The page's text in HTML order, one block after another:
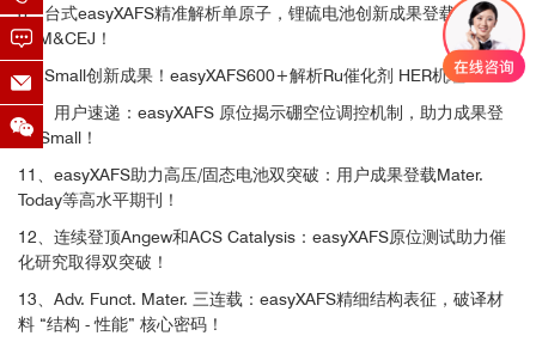
8、台式easyXAFS精准解析单原子，锂硫电池创新成果登载
AFM&CEJ！
9、Small创新成果！easyXAFS600+解析Ru催化剂 HER机理
10、用户速递：easyXAFS 原位揭示硼空位调控机制，助力成果登
上 Small！
11、easyXAFS助力高压/固态电池双突破：用户成果登载Mater.
Today等高水平期刊！
12、连续登顶Angew和ACS Catalysis：easyXAFS原位测试助力催
化研究取得双突破！
13、Adv. Funct. Mater. 三连载：easyXAFS精细结构表征，破译材
料 “结构 - 性能” 核心密码！